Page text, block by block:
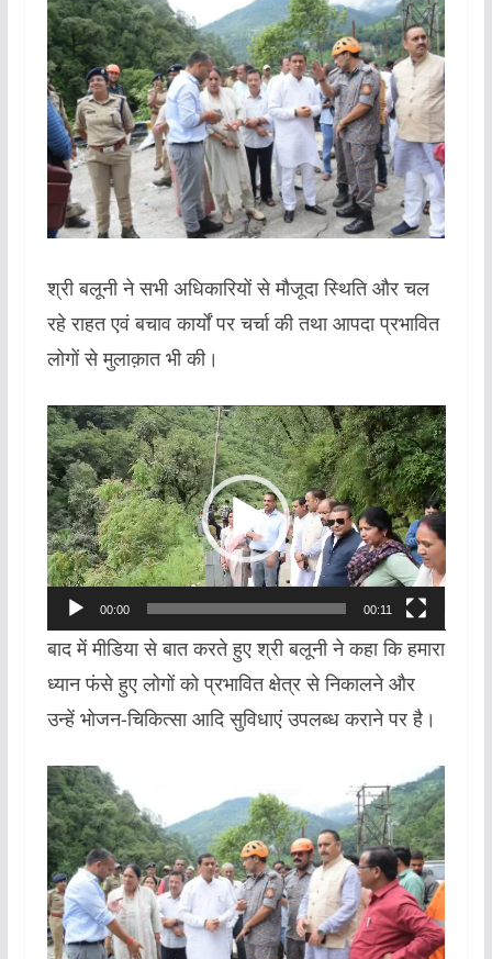
श्री बलूनी ने सभी अधिकारियों से मौजूदा स्थिति और चल
रहे राहत एवं बचाव कार्यों पर चर्चा की तथा आपदा प्रभावित
लोगों से मुलाक़ात भी की।
Video
Player
00:00 00:11
बाद में मीडिया से बात करते हुए श्री बलूनी ने कहा कि हमारा
ध्यान फंसे हुए लोगों को प्रभावित क्षेत्र से निकालने और
उन्हें भोजन-चिकित्सा आदि सुविधाएं उपलब्ध कराने पर है।